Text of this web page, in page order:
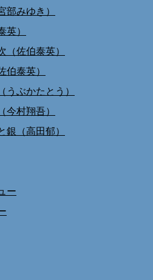
部みゆき）
英）
（佐伯泰英）
伯泰英）
うぶかたとう）
今村翔吾）
（高田郁）
ー